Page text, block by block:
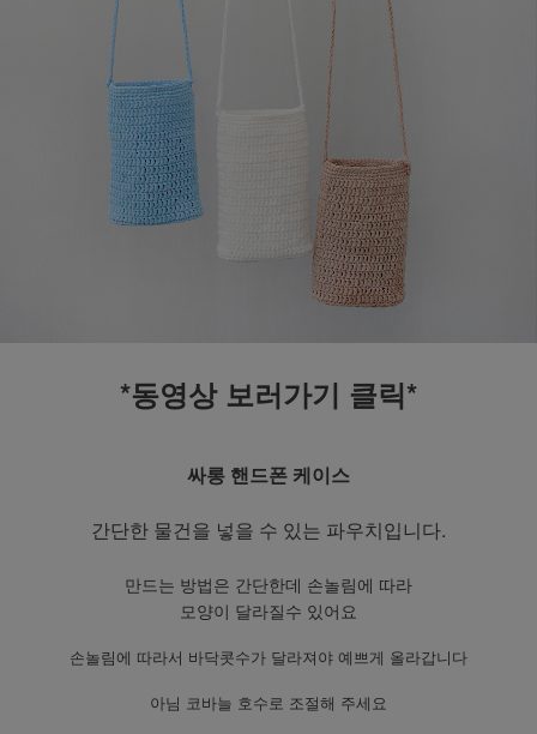
*동영상 보러가기 클릭*
싸롱 핸드폰 케이스
간단한 물건을 넣을 수 있는 파우치입니다.
만드는 방법은 간단한데 손놀림에 따라
모양이 달라질수 있어요
손놀림에 따라서 바닥콧수가 달라져야 예쁘게 올라갑니다
아님 코바늘 호수로 조절해 주세요